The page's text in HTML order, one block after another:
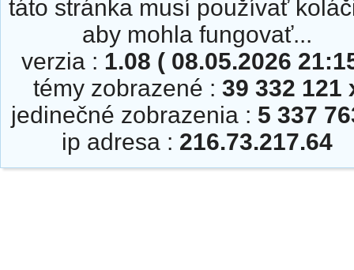
táto stránka musí používať
aby mohla fungovať...
verzia : 1.08 ( 08.05.2026
témy zobrazené : 39 332 121
jedinečné zobrazenia : 5 337
ip adresa : 216.73.217.64